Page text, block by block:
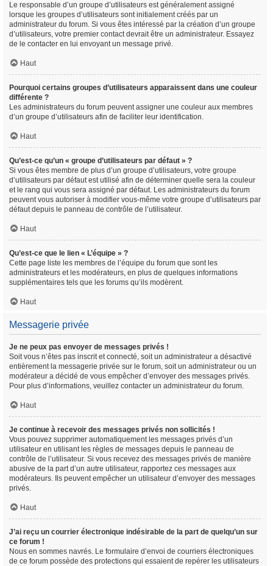
Le responsable d’un groupe d’utilisateurs est généralement assigné
lorsque les groupes d’utilisateurs sont initialement créés par un
administrateur du forum. Si vous êtes intéressé par la création d’un groupe
d’utilisateurs, votre premier contact devrait être un administrateur. Essayez
de le contacter en lui envoyant un message privé.
Haut
Pourquoi certains groupes d’utilisateurs apparaissent dans une couleur
différente ?
Les administrateurs du forum peuvent assigner une couleur aux membres
d’un groupe d’utilisateurs afin de faciliter leur identification.
Haut
Qu’est-ce qu’un « groupe d’utilisateurs par défaut » ?
Si vous êtes membre de plus d’un groupe d’utilisateurs, votre groupe
d’utilisateurs par défaut est utilisé afin de déterminer quelle sera la couleur
et le rang qui vous sera assigné par défaut. Les administrateurs du forum
peuvent vous autoriser à modifier vous-même votre groupe d’utilisateurs par
défaut depuis le panneau de contrôle de l’utilisateur.
Haut
Qu’est-ce que le lien « L’équipe » ?
Cette page liste les membres de l’équipe du forum que sont les
administrateurs et les modérateurs, en plus de quelques informations
supplémentaires tels que les forums qu’ils modèrent.
Haut
Messagerie privée
Je ne peux pas envoyer de messages privés !
Soit vous n’êtes pas inscrit et connecté, soit un administrateur a désactivé
entièrement la messagerie privée sur le forum, soit un administrateur ou un
modérateur a décidé de vous empêcher d’envoyer des messages privés.
Pour plus d’informations, veuillez contacter un administrateur du forum.
Haut
Je continue à recevoir des messages privés non sollicités !
Vous pouvez supprimer automatiquement les messages privés d’un
utilisateur en utilisant les règles de messages depuis le panneau de
contrôle de l’utilisateur. Si vous recevez des messages privés de manière
abusive de la part d’un autre utilisateur, rapportez ces messages aux
modérateurs. Ils peuvent empêcher un utilisateur d’envoyer des messages
privés.
Haut
J’ai reçu un courrier électronique indésirable de la part de quelqu’un sur
ce forum !
Nous en sommes navrés. Le formulaire d’envoi de courriers électroniques
de ce forum possède des protections qui essaient de repérer les utilisateurs